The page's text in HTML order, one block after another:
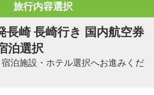
旅行内容選択
長崎 長崎行き 国内航空券
泊選択
泊施設・ホテル選択へお進みくだ